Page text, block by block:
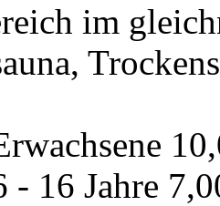
im
- 16 Jahre